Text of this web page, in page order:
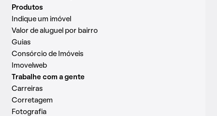
Produtos
Indique um imóvel
Valor de aluguel por bairro
Guias
Consórcio de Imóveis
Imovelweb
Trabalhe com a gente
Carreiras
Corretagem
Fotografia